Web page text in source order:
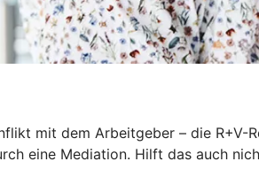
mit dem Arbeitgeber – die
eine Mediation. Hilft das auch